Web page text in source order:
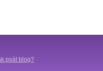
psát blog?